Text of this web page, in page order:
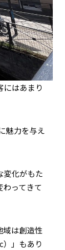
はあまり
魅力を与え
変化がもた
ってきて
域は創造性
」もあり